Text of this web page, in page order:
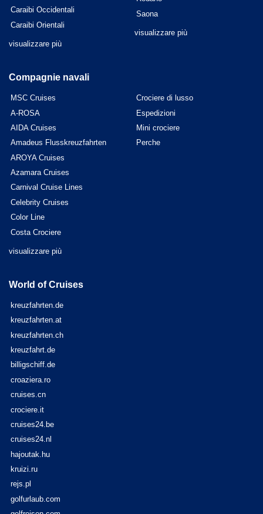
Caraibi Occidentali
Caraibi Orientali
visualizzare più
Saona
visualizzare più
Compagnie navali
MSC Cruises
A-ROSA
AIDA Cruises
Amadeus Flusskreuzfahrten
AROYA Cruises
Azamara Cruises
Carnival Cruise Lines
Celebrity Cruises
Color Line
Costa Crociere
visualizzare più
Crociere di lusso
Espedizioni
Mini crociere
Perche
World of Cruises
kreuzfahrten.de
kreuzfahrten.at
kreuzfahrten.ch
kreuzfahrt.de
billigschiff.de
croaziera.ro
cruises.cn
crociere.it
cruises24.be
cruises24.nl
hajoutak.hu
kruizi.ru
rejs.pl
golfurlaub.com